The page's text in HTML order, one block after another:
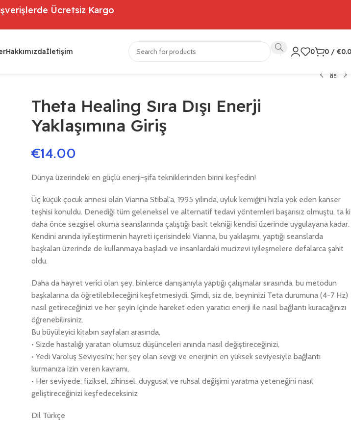
Ücretsiz Kargo
Hakkımızdaİletişim 0 0 / €
Theta Healing Sıra Dışı Enerji
Yaklaşımına Giriş
€14.00
Dünya üzerindeki en güçlü enerji-şifa tekniklerinden birini keşfedin!
Üç küçük çocuk annesi olan Vianna Stibal’a, 1995 yılında, uyluk kemiğini hızla yok eden kanser
teşhisi konuldu. Denediği tüm geleneksel ve alternatif tedavi yöntemleri başarısız olmuştu, ta ki
daha önce sezgisel okuma seanslarında çalıştığı basit tekniği kendisi üzerinde uygulayana kadar.
Kendini anında iyileştirmenin hayreti içerisindeki Vianna, bu yaklaşımı, yaptığı seanslarda
başkaları üzerinde de kullanmaya başladı ve insanlardaki mucizevi iyileşmelere defalarca şahit
oldu.
Daha da hayret verici olan şey, binlerce danışanıyla yaptığı çalışmalar sırasında, bu metodun
başkalarına da öğretilebileceğini keşfetmesiydi. Şimdi, siz de, beyninizi Teta durumuna (4-7 Hz)
nasıl getireceğinizi ve her şeyin içinde hareket eden yaratıcı enerji ile nasıl bağlantı kuracağınızı
öğrenebilirsiniz.
Bu büyüleyici kitabın sayfaları arasında,
• Sizde hastalığı yaratan olumsuz düşünceleri anında nasıl değiştireceğinizi,
• Yedi Varoluş Seviyesi’ni; her şey olan sevgi ve enerjinin en yüksek seviyesiyle bağlantı
kurmanıza izin veren kavramı,
• Her seviyede; fiziksel, zihinsel, duygusal ve ruhsal değişimi yaratma yeteneğini nasıl
geliştireceğinizi keşfedeceksiniz
Dil Türkçe